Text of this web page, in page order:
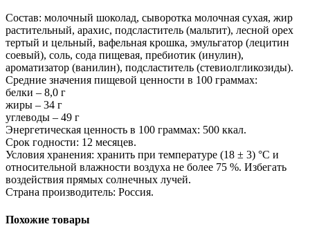
Состав: молочный шоколад, сыворотка молочная сухая, жир
растительный, арахис, подсластитель (мальтит), лесной орех
тертый и цельный, вафельная крошка, эмульгатор (лецитин
соевый), соль, сода пищевая, пребиотик (инулин),
ароматизатор (ванилин), подсластитель (стевиолгликозиды).
Средние значения пищевой ценности в 100 граммах:
белки – 8,0 г
жиры – 34 г
углеводы – 49 г
Энергетическая ценность в 100 граммах: 500 ккал.
Срок годности: 12 месяцев.
Условия хранения: хранить при температуре (18 ± 3) °C и
относительной влажности воздуха не более 75 %. Избегать
воздействия прямых солнечных лучей.
Страна производитель: Россия.
Похожие товары